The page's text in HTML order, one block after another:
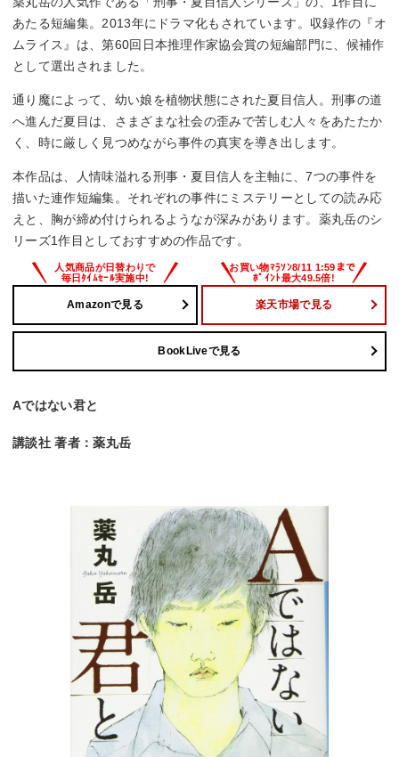
あたる短編集。2013年にドラマ化もされています。収録作の『オ
ムライス』は、第60回日本推理作家協会賞の短編部門に、候補作
として選出されました。
通り魔によって、幼い娘を植物状態にされた夏目信人。刑事の道
へ進んだ夏目は、さまざまな社会の歪みで苦しむ人々をあたたか
く、時に厳しく見つめながら事件の真実を導き出します。
本作品は、人情味溢れる刑事・夏目信人を主軸に、7つの事件を
描いた連作短編集。それぞれの事件にミステリーとしての読み応
えと、胸が締め付けられるようなが深みがあります。薬丸岳のシ
リーズ1作目としておすすめの作品です。
Amazonで見る 楽天市場で見る
BookLiveで見る
Aではない君と
講談社 著者：薬丸岳